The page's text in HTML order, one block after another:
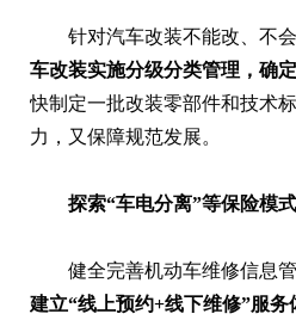
针对汽车改装不能改、不
车改装实施分级分类管理，确
快制定一批改装零部件和技术
力，又保障规范发展。
探索“车电分离”等保险模式
健全完善机动车维修信息管
建立“线上预约+线下维修”服务